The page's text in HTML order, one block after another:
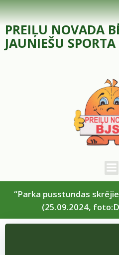
to
PREIĻU NOVADA
JAUNIEŠU
“Parka pusstundas
(25.09.2024,